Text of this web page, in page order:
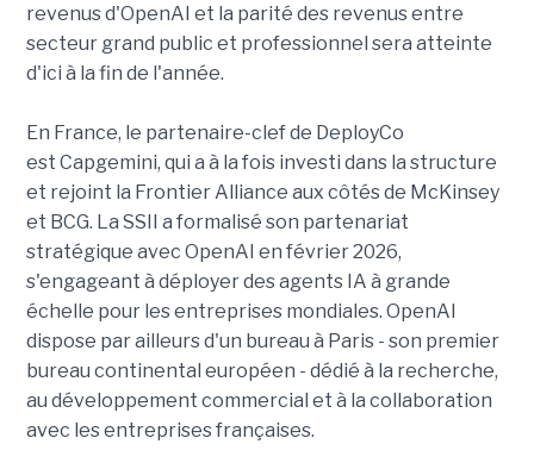
revenus d'OpenAI et la parité des revenus entre
secteur grand public et professionnel sera atteinte
d'ici à la fin de l'année.
En France, le partenaire-clef de DeployCo
est Capgemini, qui a à la fois investi dans la structure
et rejoint la Frontier Alliance aux côtés de McKinsey
et BCG. La SSII a formalisé son partenariat
stratégique avec OpenAI en février 2026,
s'engageant à déployer des agents IA à grande
échelle pour les entreprises mondiales. OpenAI
dispose par ailleurs d'un bureau à Paris - son premier
bureau continental européen - dédié à la recherche,
au développement commercial et à la collaboration
avec les entreprises françaises.